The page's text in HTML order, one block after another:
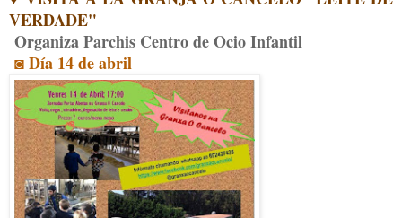
VERDADE"
Organiza Parchis Centro de Ocio Infantil
◙ Día 14 deabril